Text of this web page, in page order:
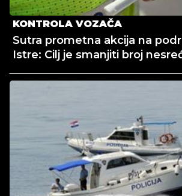
KONTROLA VOZAČA
Sutra prometna akcija na
Istre: Cilj je smanjiti broj